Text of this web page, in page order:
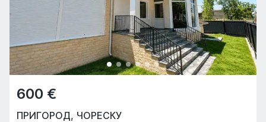
600 €
ПРИГОРОД, ЧОРЕСКУ